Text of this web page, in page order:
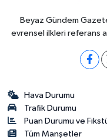
Beyaz Gündem
evrensel ilkleri referans
Hava Durumu
Trafik Durumu
Puan Durumu ve
Tüm Manşetler